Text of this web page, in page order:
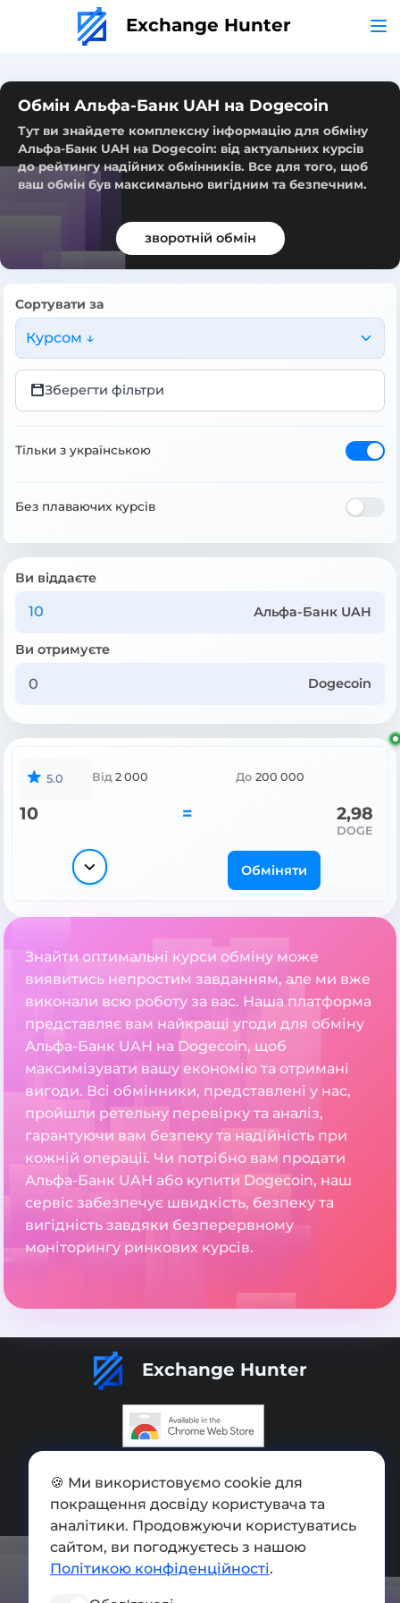
Exchange Hunter
Обмін Альфа-Банк UAH на Dogecoin
Тут ви знайдете комплексну інформацію для обміну
Альфа-Банк UAH на Dogecoin: від актуальних курсів
до рейтингу надійних обмінників. Все для того, щоб
ваш обмін був максимально вигідним та безпечним.
зворотній обмін
Сортувати за
Курсом ↓
Зберегти фільтри
Тільки з українською
Без плаваючих курсів
Ви віддаєте
Альфа-Банк UAH
Ви отримуєте
Dogecoin
5.0 Від 2 000 До 200 000
10 = 2,98
DOGE
Обміняти
Знайти оптимальні курси обміну може
виявитись непростим завданням, але ми вже
виконали всю роботу за вас. Наша платформа
представляє вам найкращі угоди для обміну
Альфа-Банк UAH на Dogecoin, щоб
максимізувати вашу економію та отримані
вигоди. Всі обмінники, представлені у нас,
пройшли ретельну перевірку та аналіз,
гарантуючи вам безпеку та надійність при
кожній операції. Чи потрібно вам продати
Альфа-Банк UAH або купити Dogecoin, наш
сервіс забезпечує швидкість, безпеку та
вигідність завдяки безперервному
моніторингу ринкових курсів.
Exchange Hunter
Мапа сайту
Press kit
Умови використання
🍪 Ми використовуємо cookie для
покращення досвіду користувача та
аналітики. Продовжуючи користуватись
сайтом, ви погоджуєтесь з нашою
Політикою конфіденційності.